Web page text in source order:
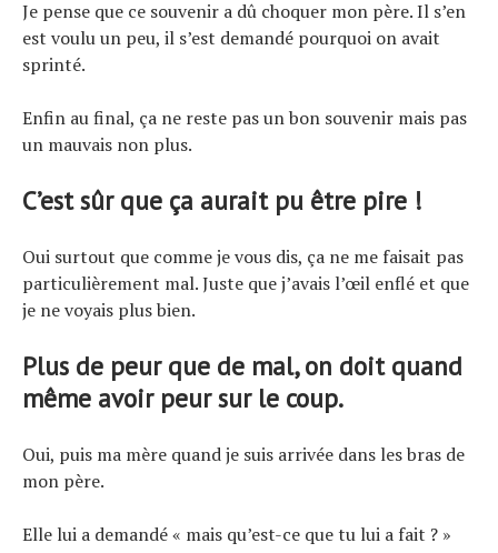
Je pense que ce souvenir a dû choquer mon père. Il s’en
est voulu un peu, il s’est demandé pourquoi on avait
sprinté.
Enfin au final, ça ne reste pas un bon souvenir mais pas
un mauvais non plus.
C’est sûr que ça aurait pu être pire !
Oui surtout que comme je vous dis, ça ne me faisait pas
particulièrement mal. Juste que j’avais l’œil enflé et que
je ne voyais plus bien.
Plus de peur que de mal, on doit quand
même avoir peur sur le coup.
Oui, puis ma mère quand je suis arrivée dans les bras de
mon père.
Elle lui a demandé « mais qu’est-ce que tu lui a fait ? »